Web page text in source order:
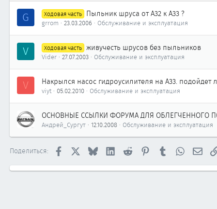
G Ходовая часть Пыльник шруса от А32 к А33 ?
grrom 23.03.2006 Обслуживание и эксплуатация
V Ходовая часть живучесть шрусов без пыльников
Vider 27.07.2003 Обслуживание и эксплуатация
V Накрылся насос гидроусилителя на А33. подойдет
viyt 05.02.2010 Обслуживание и эксплуатация
ОСНОВНЫЕ ССЫЛКИ ФОРУМА ДЛЯ ОБЛЕГЧЕННОГО
Андрей_Сургут 12.10.2008 Обслуживание и эксплуатация
Поделиться: Facebook Bluesky LinkedInReddit PinterestTumblrWhatsApp